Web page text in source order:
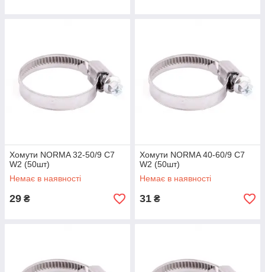
Хомути NORMA 32-50/9 C7
W2 (50шт)
Немає в наявності
29 ₴
Хомути NORMA 40-60/9 C7
W2 (50шт)
Немає в наявності
31 ₴